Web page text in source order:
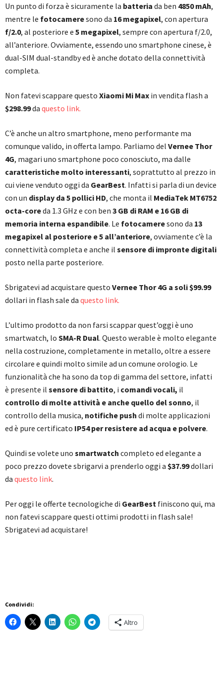
Un punto di forza è sicuramente la batteria da ben 4850 mAh,
mentre le fotocameresono da 16 megapixel, con apertura
f/2.0, al posteriore e 5 megapixel, sempre con apertura f/2.0,
all’anteriore. Ovviamente, essendo uno smartphone cinese, è
dual-SIM dual-standby ed è anche dotato della connettività
completa.
Non fatevi scappare questo Xiaomi Mi Max in vendita flash a
$298.99da questo link.
C’è anche un altro smartphone, meno performante ma
comunque valido, in offerta lampo. Parliamo del Vernee Thor
4G, magari uno smartphone poco conosciuto, ma dalle
caratteristiche molto interessanti, soprattutto al prezzo in
cui viene venduto oggi da GearBest. Infatti si parla di un device
con un display da 5 pollici HD, che monta il MediaTek MT6752
octa-coreda 1.3 GHz e con ben 3 GB di RAM e 16 GB di
memoria interna espandibile. Le fotocameresono da 13
megapixel al posteriore e 5 all’anteriore, ovviamente c’è la
connettività completa e anche il sensore di impronte digitali
posto nella parte posteriore.
Sbrigatevi ad acquistare questo Vernee Thor 4G a soli $99.99
dollari in flash sale da questo link.
L’ultimo prodotto da non farsi scappar quest’oggi è uno
smartwatch, lo SMA-R Dual. Questo werable è molto elegante
nella costruzione, completamente in metallo, oltre a essere
circolare e quindi molto simile ad un comune orologio. Le
funzionalità che ha sono da top di gamma del settore, infatti
è presente il sensore di battito, i comandi vocali, il
controllo di molte attività e anche quello del sonno, il
controllo della musica, notifiche push di molte applicazioni
ed è pure certificato IP54 per resistere ad acqua e polvere.
Quindi se volete uno smartwatch completo ed elegante a
poco prezzo dovete sbrigarvi a prenderlo oggi a $37.99dollari
da questo link.
Per oggi le offerte tecnologiche di GearBest finiscono qui, ma
non fatevi scappare questi ottimi prodotti in flash sale!
Sbrigatevi ad acquistare!
Condividi:
Altro